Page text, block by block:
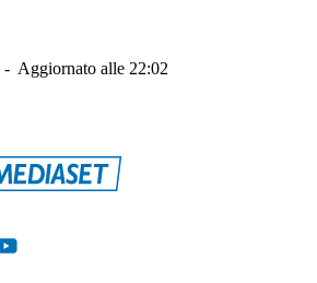
- Aggiornato alle 22:02